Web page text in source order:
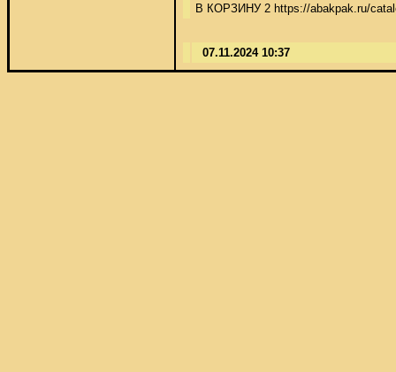
В КОРЗИНУ 2 https://abakpak.ru/
07.11.2024 10:37